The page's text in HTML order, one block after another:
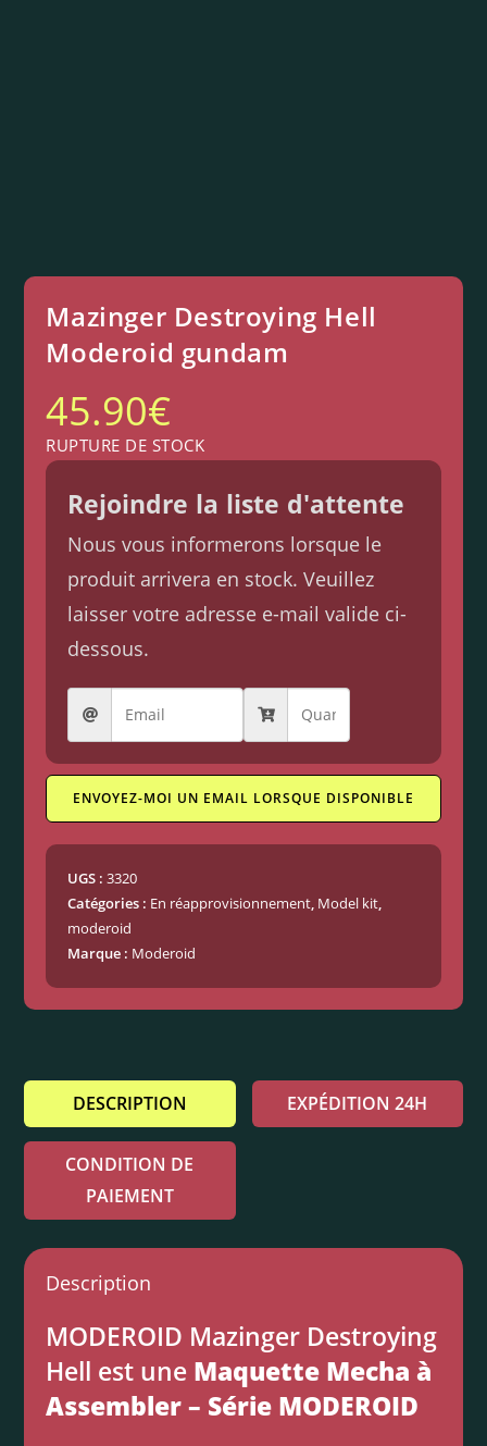
Mazinger Destroying Hell
Moderoid gundam
45.90€
RUPTURE DE STOCK
Rejoindre la liste d'attente
Nous vous informerons lorsque le
produit arrivera en stock. Veuillez
laisser votre adresse e-mail valide ci-
dessous.
ENVOYEZ-MOI UN EMAIL LORSQUE DISPONIBLE
UGS :3320
Catégories : En réapprovisionnement Model kit
moderoid
Marque : Moderoid
DESCRIPTION EXPÉDITION 24H
CONDITION DE
PAIEMENT
Description
MODEROID Mazinger Destroying
Hell est une Maquette Mecha à
Assembler – Série MODEROID